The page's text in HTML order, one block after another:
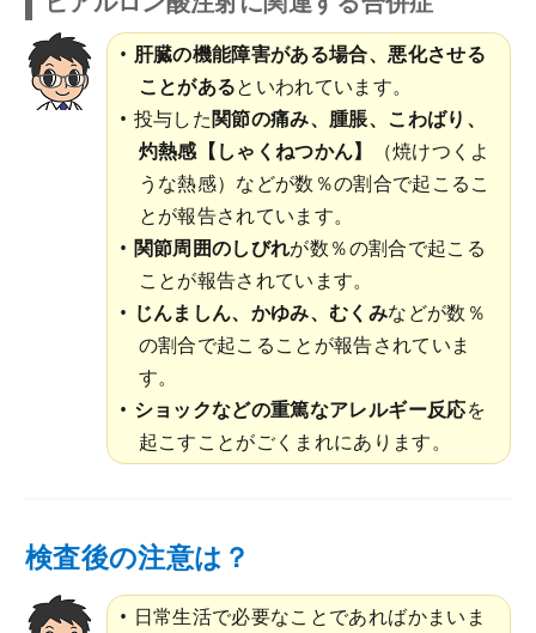
肝臓の機能障害がある場合、悪化させる
ことがあるといわれています。
投与した関節の痛み、腫脹、こわばり、
灼熱感【しゃくねつかん】
（焼けつくよ
うな熱感）などが数％の割合で起こるこ
とが報告されています。
関節周囲のしびれが数％の割合で起こる
ことが報告されています。
じんましん、かゆみ、むくみなどが数％
の割合で起こることが報告されていま
す。
ショックなどの重篤なアレルギー反応を
起こすことがごくまれにあります。
検査後の注意は？
日常生活で必要なことであればかまいま